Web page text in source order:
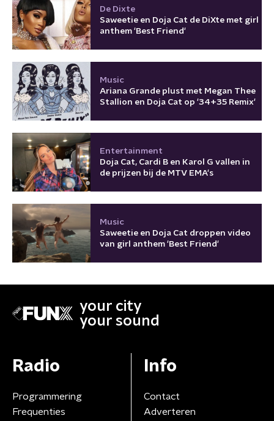
De Dixte
Saweetie en Doja Cat de DiXte met girl
anthem 'Best Friend'
Music
Ariana Grande plust met Megan Thee
Stallion en Doja Cat op '34+35 Remix'
Entertainment
Doja Cat, Cardi B en Karol G vallen in
de prijzen bij de MTV EMA's
Music
Saweetie en Doja Cat droppen video
van girl anthem 'Best Friend'
your city
your sound
Radio
Programmering
Frequenties
Info
Contact
Adverteren